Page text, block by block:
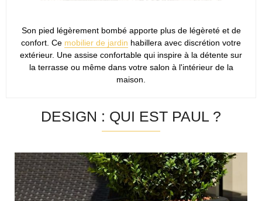
Son pied légèrement bombé apporte plus de légèreté et de
confort. Ce mobilier de jardin habillera avec discrétion votre
extérieur. Une assise confortable qui inspire à la détente sur
la terrasse ou même dans votre salon à l'intérieur de la
maison.
DESIGN : QUI EST PAUL ?